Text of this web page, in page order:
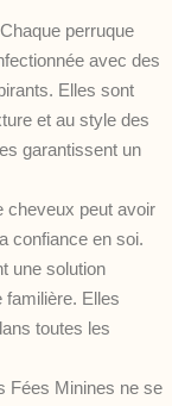
Chaque perruque
avec des
Elles sont
et au style des
garantissent un
cheveux peut avoir
confiance en soi.
une solution
familière. Elles
toutes les
Fées Minines ne se